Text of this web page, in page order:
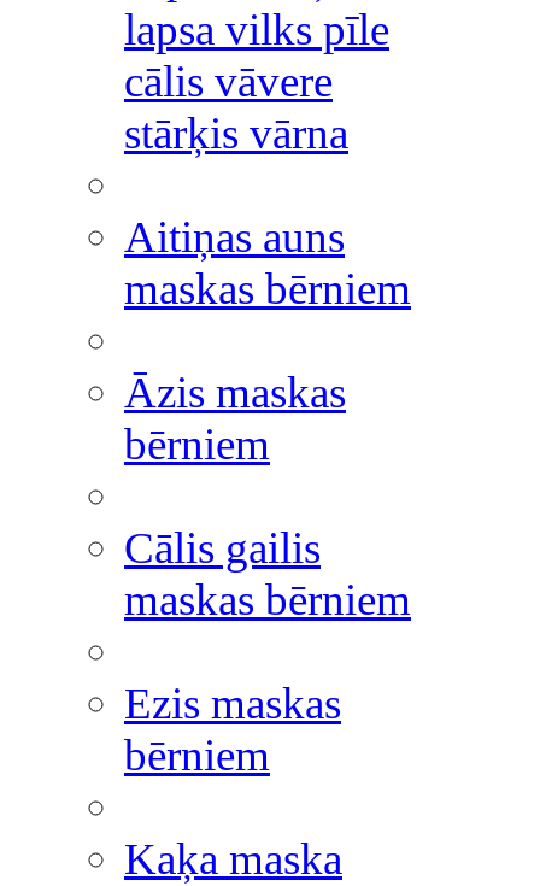
lapsa vilks pīle
cālis vāvere
stārķis vārna
Aitiņas auns
maskas bērniem
Āzis maskas
bērniem
Cālis gailis
maskas bērniem
Ezis maskas
bērniem
Kaķa maska